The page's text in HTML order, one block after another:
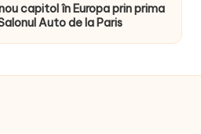
capitol în Europa prin prima
Auto de la Paris